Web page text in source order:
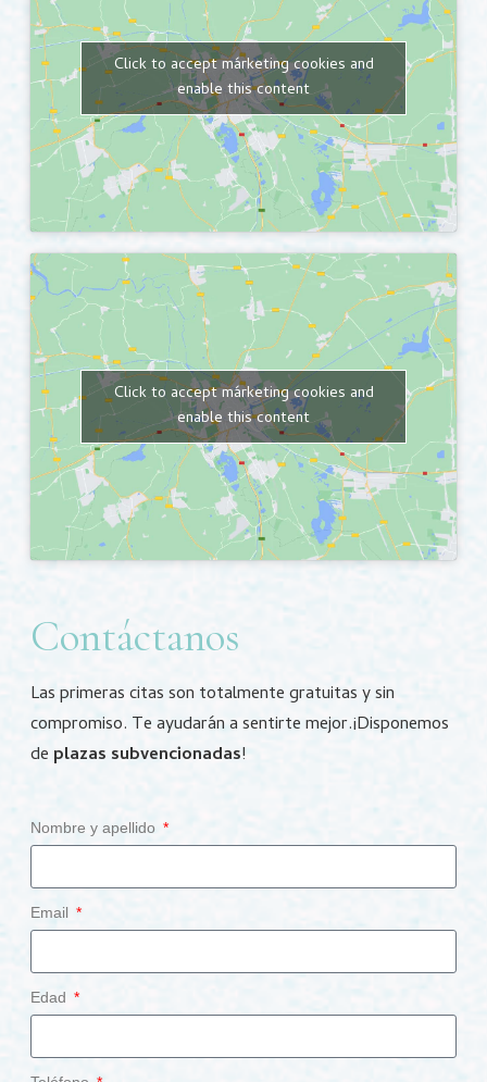
Click to accept márketing cookies and
enable this content
Click to accept márketing cookies and
enable this content
Contáctanos
Las primeras citas son totalmente gratuitas y sin
compromiso. Te ayudarán a sentirte mejor.¡Disponemos
de plazas subvencionadas!
Nombre y apellido
Email
Edad